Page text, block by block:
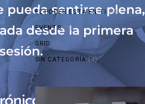
pueda sentirse plena,
desde la primera
sesión.
EL PODER ESTÁ EN TI (1)
EVENTS(1)
GRID (1)
SIN CATEGORÍA (4)